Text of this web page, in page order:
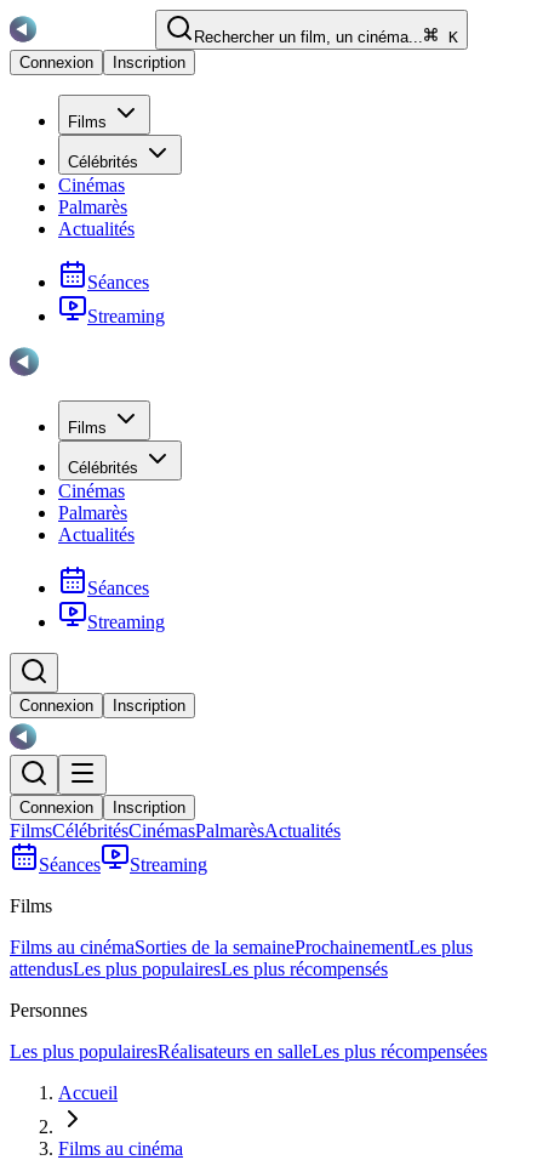
Rechercher un film, un cinéma...
K
Connexion
Inscription
Films
Célébrités
Cinémas
Palmarès
Actualités
Séances
Streaming
Films
Célébrités
Cinémas
Palmarès
Actualités
Séances
Streaming
Connexion Inscription
Connexion Inscription
FilmsCélébritésCinémasPalmarèsActualités
Séances
Streaming
Films
Films au cinémaSorties de la semaineProchainementLes plus
attendusLes plus populairesLes plus récompensés
Personnes
Les plus populairesRéalisateurs en salleLes plus récompensées
Accueil
Films au cinéma